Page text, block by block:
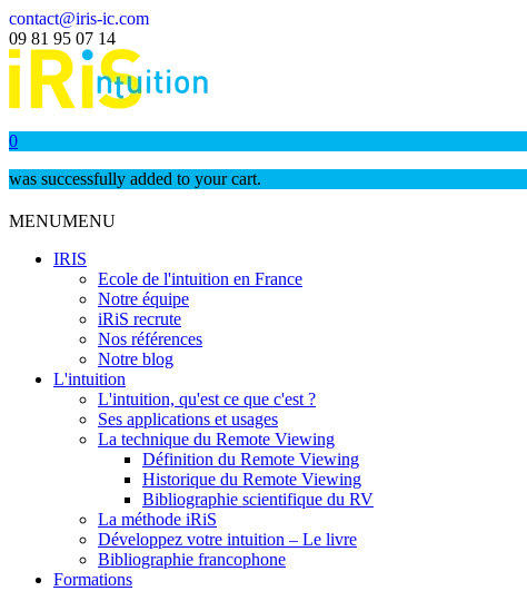
contact@iris-ic.com
09 81 95 07 14
0
was successfully added to your cart.
MENUMENU
IRIS
Ecole de l'intuition en France
Notre équipe
iRiS recrute
Nos références
Notre blog
L'intuition
L'intuition, qu'est ce que c'est ?
Ses applications et usages
La technique du Remote Viewing
Définition du Remote Viewing
Historique du Remote Viewing
Bibliographie scientifique du RV
La méthode iRiS
Développez votre intuition – Le livre
Bibliographie francophone
Formations